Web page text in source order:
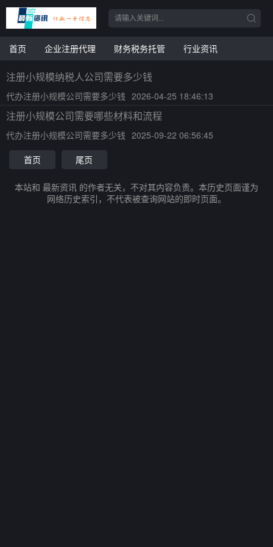
首页 企业注册代理 财务税务托管 行业资讯
注册小规模纳税人公司需要多少钱
代办注册小规模公司需要多少钱 2026-04-25 18:46:13
注册小规模公司需要哪些材料和流程
代办注册小规模公司需要多少钱 2025-09-22 06:56:45
首页
尾页
本站和 最新资讯 的作者无关，不对其内容负责。本历史页面谨为
网络历史索引，不代表被查询网站的即时页面。